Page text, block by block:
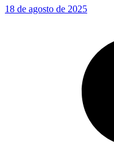
18 de agosto de 2025